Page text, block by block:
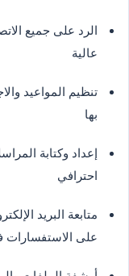
الرد على جميع
عالية
تنظيم المواعيد
بها
إعداد وكتابة
احترافي
متابعة البريد
على